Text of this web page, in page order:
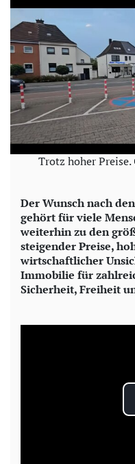
Trotz hoher
Der Wunsch nach
gehört für viele
weiterhin zu den
steigender Preise,
wirtschaftlicher
Immobilie für
Sicherheit, Freiheit